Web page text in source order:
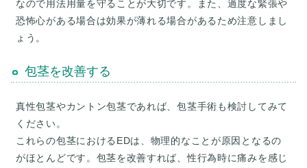
なので用法用量を守ることが大切です。また、過度な緊張や
恐怖心がある場合は効果が薄れる場合があるため注意しまし
包茎を改善する
真性包茎やカントン包茎であれば、包茎手術も検討してみて
ください。
これらの包茎におけるEDは、物理的なことが原因となるの
がほとんどです。包茎を改善すれば、性行為時に痛みを感じ